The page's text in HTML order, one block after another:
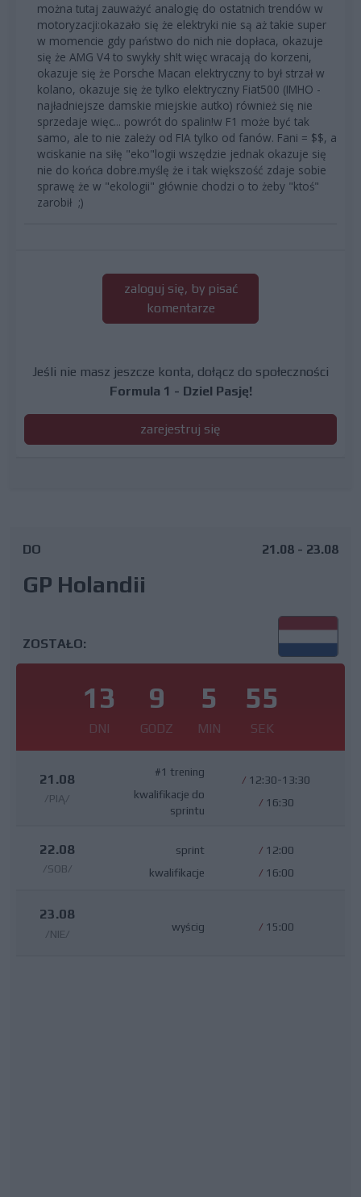
można tutaj zauważyć analogię do ostatnich trendów w
motoryzacji:okazało się że elektryki nie są aż takie super
w momencie gdy państwo do nich nie dopłaca, okazuje
się że AMG V4 to swykły sh!t więc wracają do korzeni,
okazuje się że Porsche Macan elektryczny to był strzał w
kolano, okazuje się że tylko elektryczny Fiat500 (IMHO -
najładniejsze damskie miejskie autko) również się nie
sprzedaje więc... powrót do spalin!w F1 może być tak
samo, ale to nie zależy od FIA tylko od fanów. Fani = $$, a
wciskanie na siłę "eko"logii wszędzie jednak okazuje się
nie do końca dobre.myślę że i tak większość zdaje sobie
sprawę że w "ekologii" głównie chodzi o to żeby "ktoś"
zarobił ;)
zaloguj się, by pisać
komentarze
Jeśli nie masz jeszcze konta, dołącz do społeczności
Formula 1 - Dziel Pasję!
zarejestruj się
DO
GP Holandii
21.08 - 23.08
ZOSTAŁO:
13
DNI
9
GODZ
5
MIN
54
SEK
21.08
/PIĄ/
#1 trening
kwalifikacje do
sprintu
/ 12:30-13:30
/ 16:30
22.08
/SOB/
sprint
kwalifikacje
/ 12:00
/ 16:00
23.08
/NIE/
wyścig / 15:00